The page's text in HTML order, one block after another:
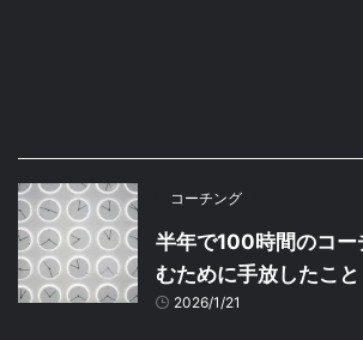
コーチング
半年で100時間のコー
むために手放したこと
2026/1/21